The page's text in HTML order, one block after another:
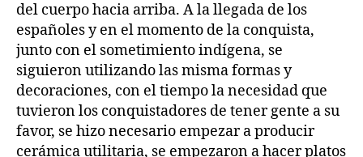
del cuerpo hacia arriba. A la llegada de los
españoles y en el momento de la conquista,
junto con el sometimiento indígena, se
siguieron utilizando las misma formas y
decoraciones, con el tiempo la necesidad que
tuvieron los conquistadores de tener gente a su
favor, se hizo necesario empezar a producir
cerámica utilitaria, se empezaron a hacer platos